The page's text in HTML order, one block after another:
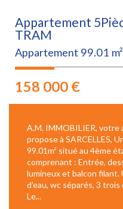
Appartement
TRAM
Appartement 99.01
158 000 €
A.M. IMMOBILIER, votre
propose à SARCELLES,
99.01m² situé au 4ème
comprenant : Entrée,
lumineux et balcon filant.
d'eau, wc séparés, 3
Le...